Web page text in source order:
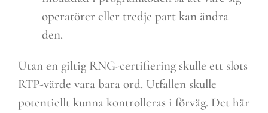
operatörer eller tredje part kan ändra
den.
Utan en giltig RNG-certifiering skulle ett slots
RTP-värde vara bara ord. Utfallen skulle
potentiellt kunna kontrolleras i förväg. Det här